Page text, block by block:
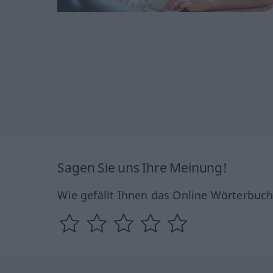
Sagen Sie uns Ihre Meinung!
Wie gefällt Ihnen das Online